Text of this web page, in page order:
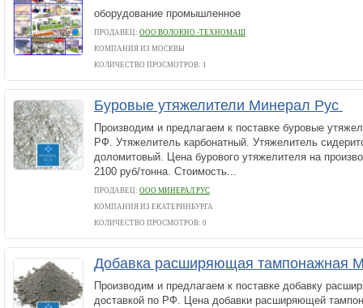
оборудование промышленное
ПРОДАВЕЦ: ООО ВОЛОКНО -ТЕХНОМАШ
КОМПАНИЯ ИЗ МОСКВЫ
КОЛИЧЕСТВО ПРОСМОТРОВ: 1
Буровые утяжелители Минерал Рус
Производим и предлагаем к поставке буровые
РФ. Утяжелитель карбонатный. Утяжелитель
доломитовый. Цена бурового утяжелителя на
2100 руб/тонна. Стоимость...
ПРОДАВЕЦ: ООО МИНЕРАЛ РУС
КОМПАНИЯ ИЗ ЕКАТЕРИНБУРГА
КОЛИЧЕСТВО ПРОСМОТРОВ: 0
Добавка расширяющая тампонажная
Производим и предлагаем к поставке добавку
доставкой по РФ. Цена добавки расширяющей